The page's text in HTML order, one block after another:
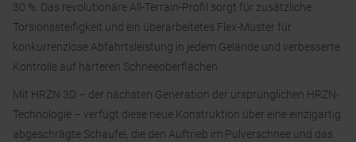
30 %. Das revolutionäre All-Terrain-Profil sorgt für zusätzliche
Torsionssteifigkeit und ein überarbeitetes Flex-Muster für
konkurrenzlose Abfahrtsleistung in jedem Gelände und verbesserte
Kontrolle auf härteren Schneeoberflächen.
Mit HRZN 3D – der nächsten Generation der ursprünglichen HRZN-
Technologie – verfügt diese neue Konstruktion über eine einzigartig
abgeschrägte Schaufel, die den Auftrieb im Pulverschnee und das